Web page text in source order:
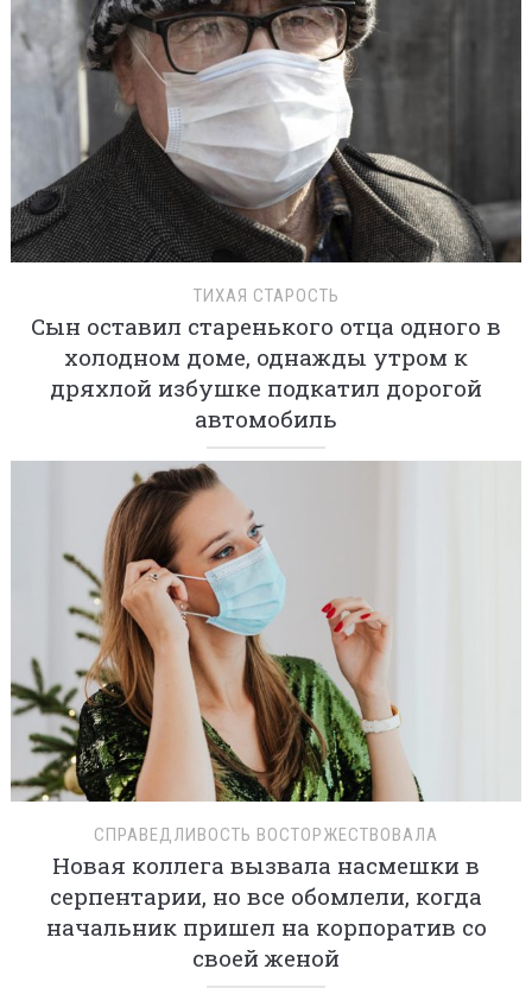
ТИХАЯ СТАРОСТЬ
Сын оставил старенького отца одного в
холодном доме, однажды утром к
дряхлой избушке подкатил дорогой
автомобиль
СПРАВЕДЛИВОСТЬ ВОСТОРЖЕСТВОВАЛА
Новая коллега вызвала насмешки в
серпентарии, но все обомлели, когда
начальник пришел на корпоратив со
своей женой